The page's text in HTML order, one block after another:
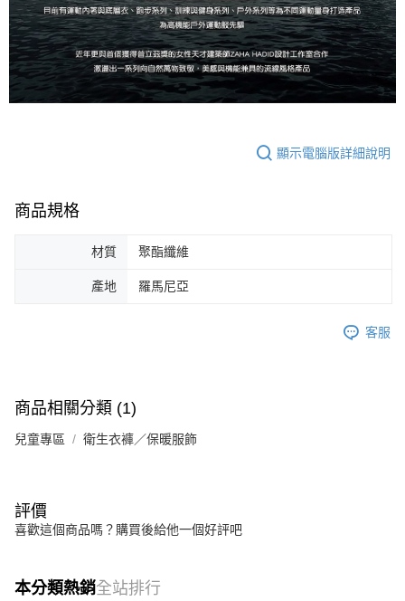
顯示電腦版詳細說明
商品規格
材質 聚酯纖維
產地 羅馬尼亞
客服
商品相關分類 (1)
兒童專區 衛生衣褲／保暖服飾
評價
喜歡這個商品嗎？購買後給他一個好評吧
本分類熱銷全站排行